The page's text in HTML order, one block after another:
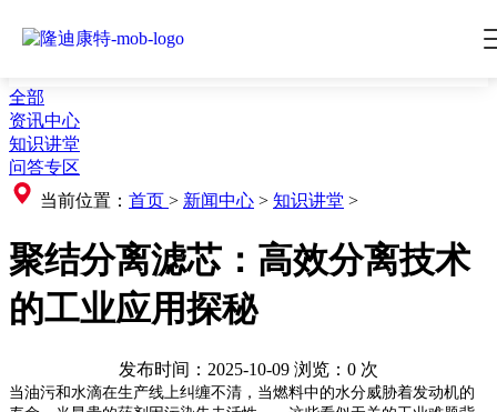
全部
资讯中心
知识讲堂
问答专区
当前位置： 首页 > 新闻中心 > 知识讲堂 >
聚结分离滤芯：高效分离技术
的工业应用探秘
发布时间：2025-10-09 浏览： 0 次
当油污和水滴在生产线上纠缠不清，当燃料中的水分威胁着发动机的